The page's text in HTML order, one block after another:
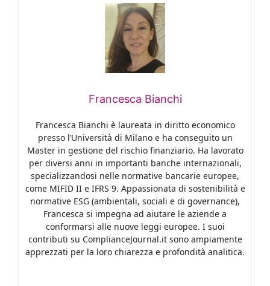
Francesca Bianchi
Francesca Bianchi è laureata in diritto economico
presso l’Università di Milano e ha conseguito un
Master in gestione del rischio finanziario. Ha lavorato
per diversi anni in importanti banche internazionali,
specializzandosi nelle normative bancarie europee,
come MIFID II e IFRS 9. Appassionata di sostenibilità e
normative ESG (ambientali, sociali e di governance),
Francesca si impegna ad aiutare le aziende a
conformarsi alle nuove leggi europee. I suoi
contributi su ComplianceJournal.it sono ampiamente
apprezzati per la loro chiarezza e profondità analitica.